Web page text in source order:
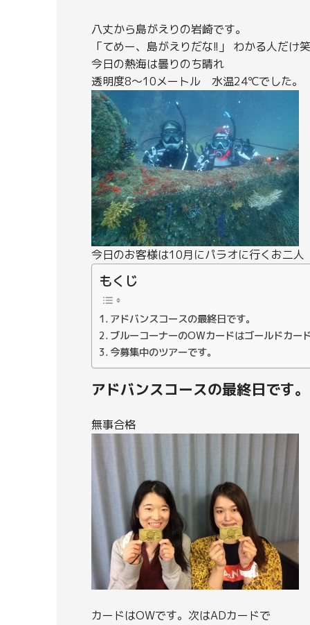
八丈から島がえりの岩崎です。
「てめー、島がえりだな!!」 わかる人だけ
今日の熱海は曇りのち晴れ
透明度8～10メートル 水温24℃でした。
今日のお客様は10月にパラオに行くお二人
もくじ
アドバンスコースの最終日です。
ブルーコーナーのOWカードはゴールドカー
今募集中のツアーです。
アドバンスコースの最終日です。
無事合格
カードはOWです。次はADカードで